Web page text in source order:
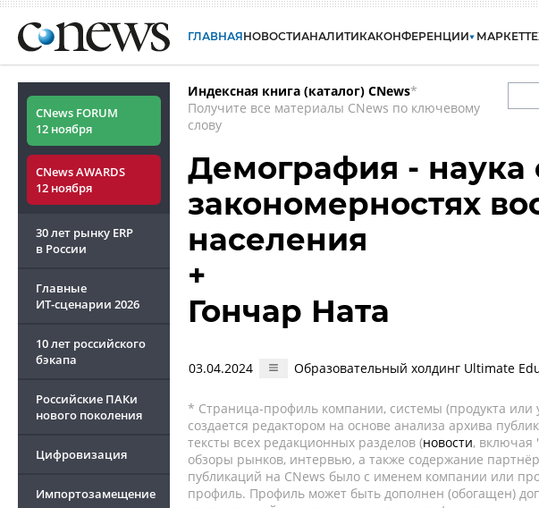
ГЛАВНАЯНОВОСТИАНАЛИТИКАКОНФЕРЕНЦИИ МАРКЕТ
CNews FORUM
12 ноября
CNews AWARDS
12 ноября
30 лет рынку ERP
в России
Главные
ИТ-сценарии 2026
10 лет российского
бэкапа
Российские ПАКи
нового поколения
Цифровизация
Импортозамещение
Индексная книга (каталог) CNews*
Получите все материалы CNews по ключевому
слову
Демография - наука
закономерностях
населения
+
Гончар Ната
03.04.2024 Образовательный холдинг Ultimate
* Страница-профиль компании, системы (продукта или
создается редактором на основе анализа архива
тексты всех редакционных разделов (новости, включая
обзоры рынков, интервью, а также содержание
публикаций на CNews было с именем компании или
профиль. Профиль может быть дополнен (обогащен)